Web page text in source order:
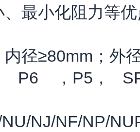
、最小化阻力等
内径≥80mm；外
P6 ，P5，
NJ/NF/NP/